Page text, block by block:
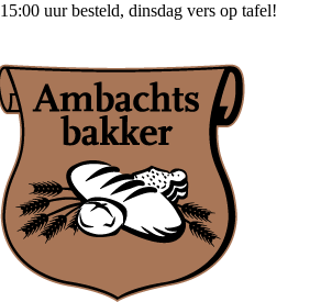
15:00 uur besteld, dinsdag vers op tafel!